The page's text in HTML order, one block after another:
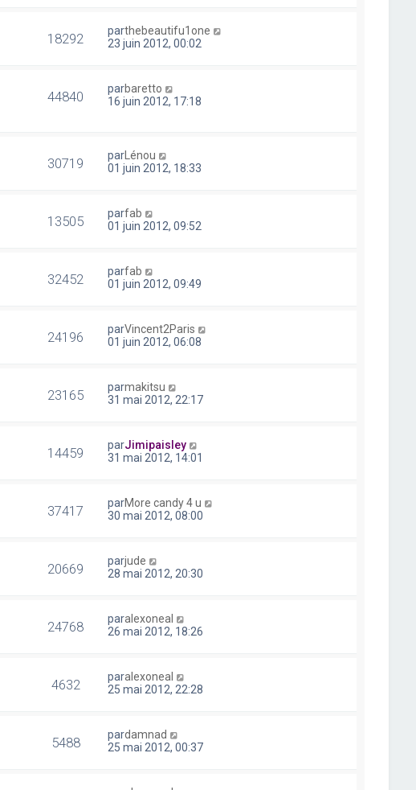
18292 parthebeautifu1one
23 juin 2012, 00:02
44840 parbaretto
16 juin 2012, 17:18
30719 par Lénou
01 juin 2012, 18:33
13505 parfab
01 juin 2012, 09:52
32452 parfab
01 juin 2012, 09:49
24196 parVincent2Paris
01 juin 2012, 06:08
23165 parmakitsu
31 mai 2012, 22:17
14459 parJimipaisley
31 mai 2012, 14:01
37417 parMore candy 4 u
30 mai 2012, 08:00
20669 parjude
28 mai 2012, 20:30
24768 paralexoneal
26 mai 2012, 18:26
4632 paralexoneal
25 mai 2012, 22:28
5488 pardamnad
25 mai 2012, 00:37